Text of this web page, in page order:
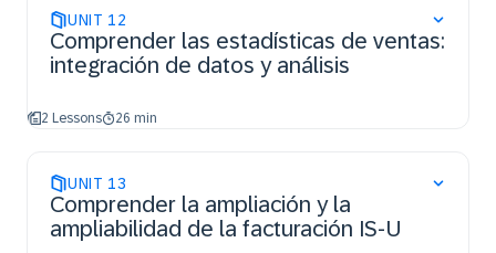
UNIT 12
Comprender las estadísticas de ventas:
integración de datos y análisis
2 Lessons 26 min
UNIT 13
Comprender la ampliación y la
ampliabilidad de la facturación IS-U